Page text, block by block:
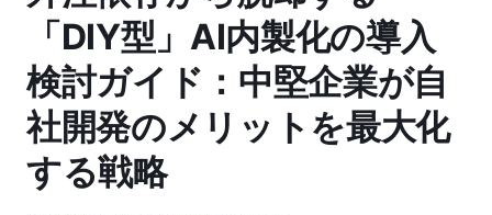
「DIY型」AI内製化の導入
検討ガイド：中堅企業が自
社開発のメリットを最大化
する戦略